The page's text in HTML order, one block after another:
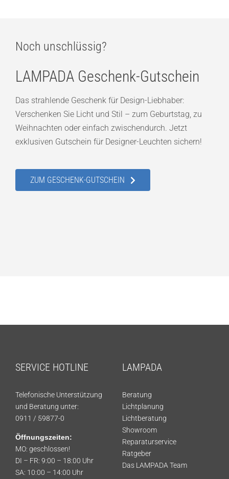
Noch unschlüssig?
LAMPADA Geschenk-Gutschein
Das strahlende Geschenk für Design-Liebhaber:
Verschenken Sie Licht und Stil – zum Geburtstag, zu
Weihnachten oder einfach zwischendurch. Jetzt
exklusiven Gutschein für Designer-Leuchten sichern!
ZUM GESCHENK-GUTSCHEIN
SERVICE HOTLINE
Telefonische Unterstützung
und Beratung unter:
0911 / 59877-0
Öffnungszeiten:
MO: geschlossen!
DI – FR: 9:00 – 18:00 Uhr
SA: 10:00 – 14:00 Uhr
LAMPADA
Beratung
Lichtplanung
Lichtberatung
Showroom
Reparaturservice
Ratgeber
Das LAMPADA Team